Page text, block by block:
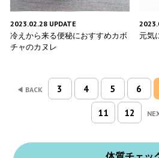
2023.02.28 UPDATE
冷えから来る便秘におすすめカボ
チャのカヌレ
元気
BACK 3 4 5 6
11 12